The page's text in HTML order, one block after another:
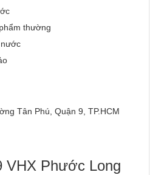
thường
Tân Phú, Quận 9, TP.HCM
VHX Phước Long